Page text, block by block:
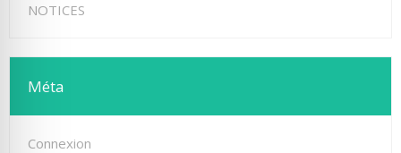
NOTICES
Méta
Connexion